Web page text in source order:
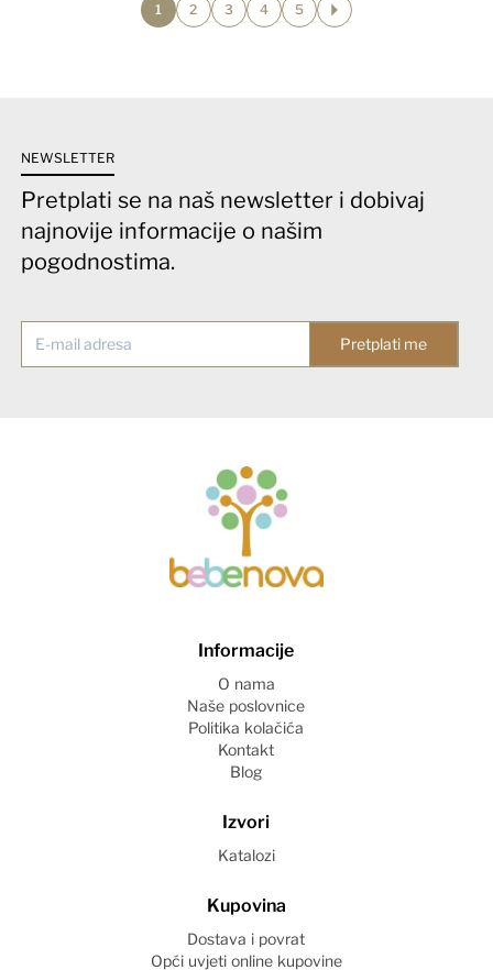
1 2 3 4 5
NEWSLETTER
Pretplati se na naš newsletter i dobivaj
najnovije informacije o našim
pogodnostima.
Pretplati me
Informacije
O nama
Naše poslovnice
Politika kolačića
Kontakt
Blog
Izvori
Katalozi
Kupovina
Dostava i povrat
Opći uvjeti online kupovine